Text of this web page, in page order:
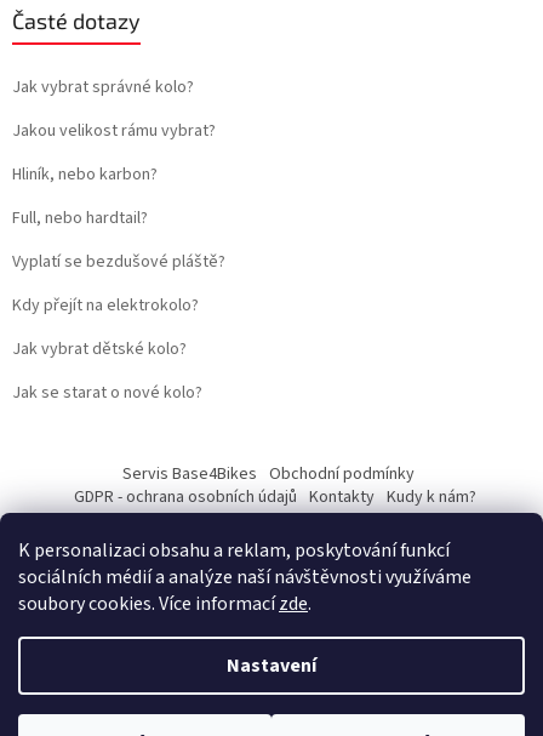
K personalizaci obsahu a reklam, poskytování funkcí
sociálních médií a analýze naší návštěvnosti využíváme
soubory cookies. Více informacízde.
Nastavení
Časté dotazy
Jak vybrat správné kolo?
Jakou velikost rámu vybrat?
Hliník, nebo karbon?
Full, nebo hardtail?
Vyplatí se bezdušové pláště?
Kdy přejít na elektrokolo?
Jak vybrat dětské kolo?
Jak se starat o nové kolo?
Servis Base4Bikes Obchodní podmínky
GDPR - ochrana osobních údajů Kontakty Kudy k nám?
Vytvořil Shoptet
Martin Kostelka – prodbykosta
Copyright 2026Base4Bikes. Všechna práva vyhrazena.Upravit